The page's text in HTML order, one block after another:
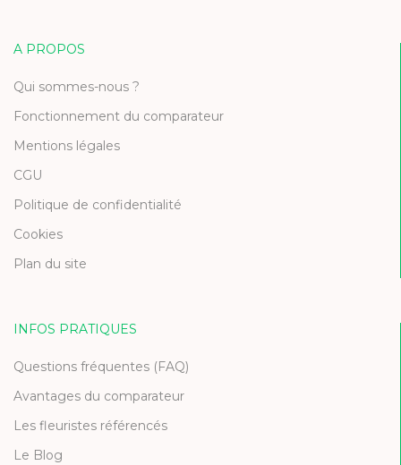
A PROPOS
Qui sommes-nous ?
Fonctionnement du comparateur
Mentions légales
CGU
Politique de confidentialité
Cookies
Plan du site
INFOS PRATIQUES
Questions fréquentes (FAQ)
Avantages du comparateur
Les fleuristes référencés
Le Blog